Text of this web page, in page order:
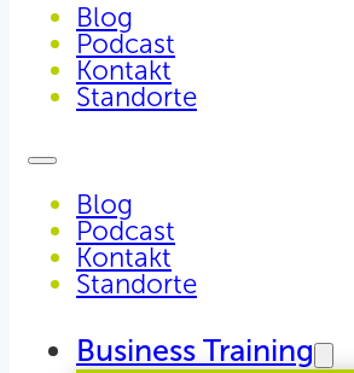
Blog
Podcast
Kontakt
Standorte
Blog
Podcast
Kontakt
Standorte
Business Training